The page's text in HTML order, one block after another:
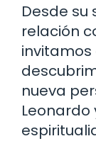
Desde su
relación
nueva
Leonardo